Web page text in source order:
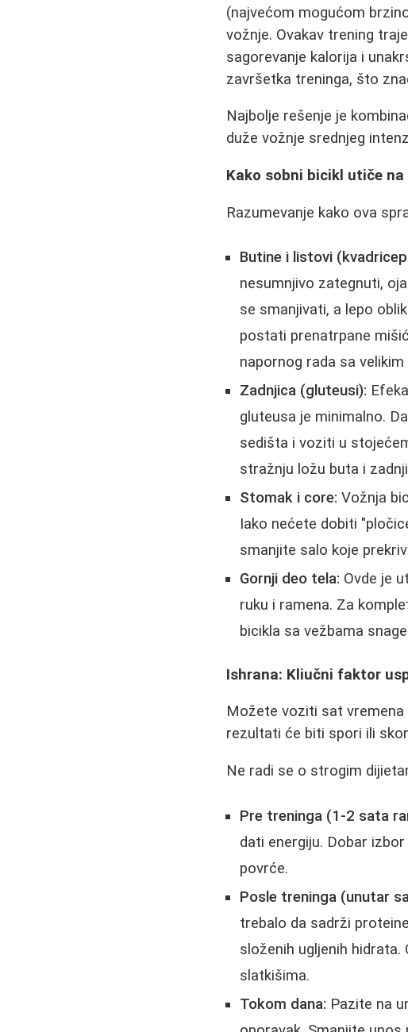
(najvećom mogućom
vožnje. Ovakav trening
sagorevanje kalorija i
završetka treninga, što
Najbolje rešenje je
duže vožnje srednjeg
Kako sobni bicikl utiče
Razumevanje kako ova
Butine i listovi
nesumnjivo zategnuti,
se smanjivati, a lepo
postati prenatrpane
napornog rada sa
Zadnjica (gluteusi):
gluteusa je minimalno.
sedišta i voziti u
stražnju ložu buta i
Stomak i core: Vožnja
Iako nećete dobiti
smanjite salo koje
Gornji deo tela: Ovde je
ruku i ramena. Za
bicikla sa vežbama
Ishrana: Kliučni faktor
Možete voziti sat vremena
rezultati će biti spori ili
Ne radi se o strogim
Pre treninga (1-2 sata
dati energiju. Dobar
povrće.
Posle treninga (unutar
trebalo da sadrži
složenih ugljenih
slatkišima.
Tokom dana: Pazite na